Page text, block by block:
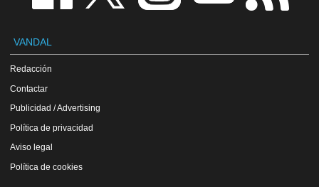
VANDAL
Redacción
Contactar
Publicidad / Advertising
Política de privacidad
Aviso legal
Política de cookies